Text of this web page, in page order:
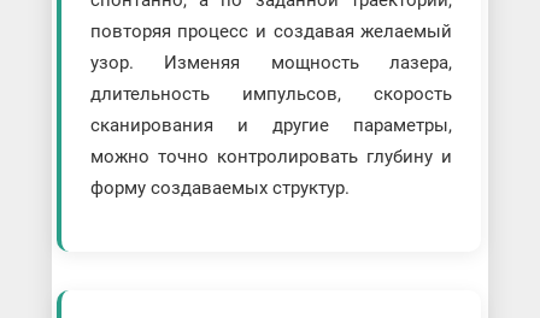
повторяя процесс и создавая желаемый
узор. Изменяя мощность лазера,
длительность импульсов, скорость
сканирования и другие параметры,
можно точно контролировать глубину и
форму создаваемых структур.